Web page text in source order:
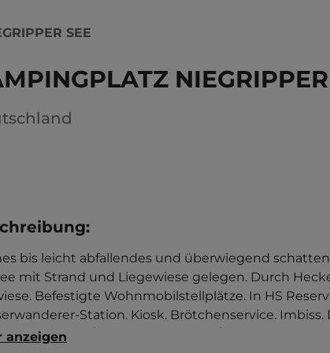
SEE
:
bis leicht abfallendes und überwiegend
mit Strand und Liegewiese gelegen. Durch
Befestigte Wohnmobilstellplätze. In HS
Station. Kiosk. Brötchenservice.
Touristen-/Dauerstellplätze 34/100. Mittagsruhe
anzeigen